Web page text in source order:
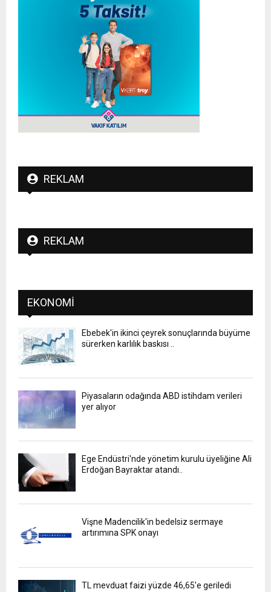
REKLAM
REKLAM
EKONOMI
Ebebek'in ikinci çeyrek sonuçlarında büyüme
sürerken karlılık baskısı ..
Piyasaların odağında ABD istihdam verileri
yer alıyor
Ege Endüstri'nde yönetim kurulu üyeliğine Ali
Erdoğan Bayraktar atandı..
Vişne Madencilik'in bedelsiz sermaye
artırımına SPK onayı
TL mevduat faizi yüzde 46,65'e geriledi